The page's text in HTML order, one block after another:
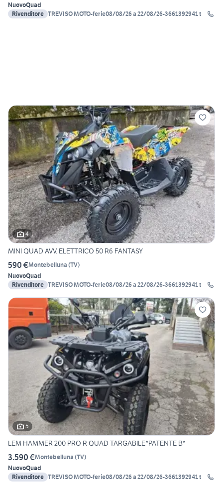
NuovoQuad
Rivenditore TREVISO MOTO-ferie08/08/26 a 22/08/26-3661392941 t
4
MINI QUAD AVV. ELETTRICO 50 R6 FANTASY
590 €Montebelluna (TV)
NuovoQuad
Rivenditore TREVISO MOTO-ferie08/08/26 a 22/08/26-3661392941 t
5
LEM HAMMER 200 PRO R QUAD TARGABILE*PATENTE B*
3.590 €Montebelluna (TV)
NuovoQuad
Rivenditore TREVISO MOTO-ferie08/08/26 a 22/08/26-3661392941 t